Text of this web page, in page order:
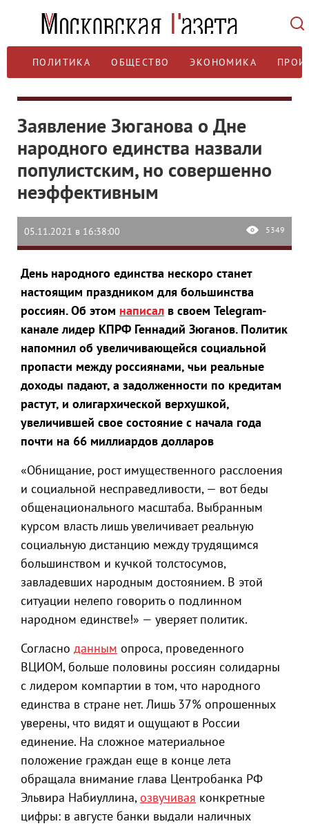
ПОЛИТИКА ОБЩЕСТВО ЭКОНОМИКА
Заявление Зюганова о Дне
народного единства назвали
популистским, но совершенно
неэффективным
05.11.2021 в 16:38:00 5349
День народного единства нескоро станет
настоящим праздником для большинства
россиян. Об этом написал в своем Telegram-
канале лидер КПРФ Геннадий Зюганов. Политик
напомнил об увеличивающейся социальной
пропасти между россиянами, чьи реальные
доходы падают, а задолженности по кредитам
растут, и олигархической верхушкой,
увеличившей свое состояние с начала года
почти на 66 миллиардов долларов
«Обнищание, рост имущественного расслоения
и социальной несправедливости, — вот беды
общенационального масштаба. Выбранным
курсом власть лишь увеличивает реальную
социальную дистанцию между трудящимся
большинством и кучкой толстосумов,
завладевших народным достоянием. В этой
ситуации нелепо говорить о подлинном
народном единстве!» — уверяет политик.
Согласно данным опроса, проведенного
ВЦИОМ, больше половины россиян солидарны
с лидером компартии в том, что народного
единства в стране нет. Лишь 37% опрошенных
уверены, что видят и ощущают в России
единение. На сложное материальное
положение граждан еще в конце лета
обращала внимание глава Центробанка РФ
Эльвира Набиуллина, озвучивая конкретные
цифры: в августе банки выдали наличных